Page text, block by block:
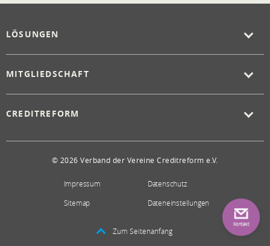
LÖSUNGEN
MITGLIEDSCHAFT
CREDITREFORM
© 2026 Verband der Vereine Creditreform e.V.
Impressum
Datenschutz
Sitemap
Dateneinstellungen
Zum Seitenanfang
Kontakt